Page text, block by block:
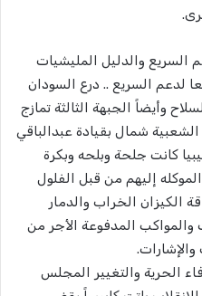
والدليل المليشيات
لدعم السريع .. درع السودان
وأيضاً الجبهة الثالثة تمازج
شمال بقيادة عبدالباقي
كانت جلحة وبلحه وبكرة
إليهم من قبل الفلول
الكيزان الخراب والدمار
والمواكب المدفوعة الأجر من
الحرية والتغيير المجلس